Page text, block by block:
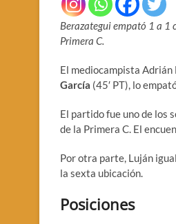
Berazategui empató 1 a 1
Primera C.
El mediocampista
García (45′ PT), lo
El partido fue uno de los
de la Primera C. El
Por otra parte, Luján
la sexta ubicación.
Posiciones